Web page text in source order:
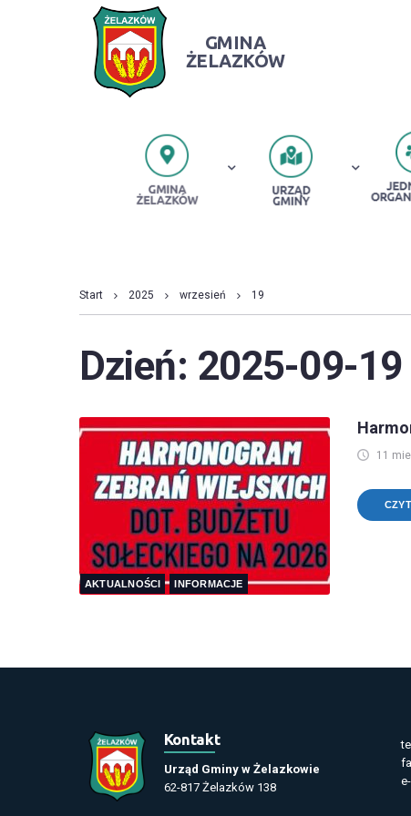
GMINA
ŻELAZKÓW
Start 2025 wrzesień 19
Dzień: 2025-09-19
AKTUALNOŚCI INFORMACJE
11
Kontakt
Urząd Gminy w Żelazkowie
62-817 Żelazków 138
PRZESZUKUJ STRONĘ